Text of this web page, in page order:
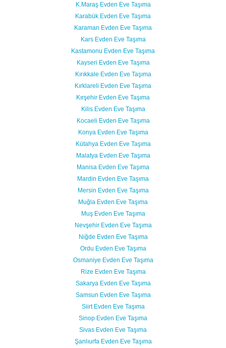
K.Maraş Evden Eve Taşıma
Karabük Evden Eve Taşıma
Karaman Evden Eve Taşıma
Kars Evden Eve Taşıma
Kastamonu Evden Eve Taşıma
Kayseri Evden Eve Taşıma
Kırıkkale Evden Eve Taşıma
Kırklareli Evden Eve Taşıma
Kırşehir Evden Eve Taşıma
Kilis Evden Eve Taşıma
Kocaeli Evden Eve Taşıma
Konya Evden Eve Taşıma
Kütahya Evden Eve Taşıma
Malatya Evden Eve Taşıma
Manisa Evden Eve Taşıma
Mardin Evden Eve Taşıma
Mersin Evden Eve Taşıma
Muğla Evden Eve Taşıma
Muş Evden Eve Taşıma
Nevşehir Evden Eve Taşıma
Niğde Evden Eve Taşıma
Ordu Evden Eve Taşıma
Osmaniye Evden Eve Taşıma
Rize Evden Eve Taşıma
Sakarya Evden Eve Taşıma
Samsun Evden Eve Taşıma
Siirt Evden Eve Taşıma
Sinop Evden Eve Taşıma
Sivas Evden Eve Taşıma
Şanlıurfa Evden Eve Taşıma